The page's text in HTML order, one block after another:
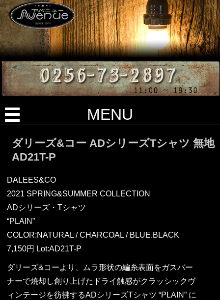
MENU
ダリーズ&コー ADシリーズTシャツ 無地
AD21T-P
DALEES&CO
2021 SPRING&SUMMER COLLECTION
ADシリーズ・Tシャツ
“PLAIN”
COLOR:NATURAL / CHARCOAL / BLUE.BLACK
7,150円 Lot:AD21T-P
ダリーズ&コーより、ムラ形状の編糸表面をガスバー
ナーで焼却し創り上げたドライ触感がクラッシックヴ
ィンテージを彷彿するADシリーズTシャツ “PLAIN” に